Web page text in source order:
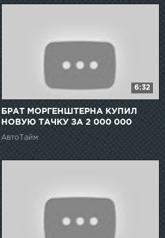
6:32
БРАТ МОРГЕНШТЕРНА КУПИЛ
НОВУЮ ТАЧКУ ЗА 2 000 000
РУБЛЕЙ...ВАУ!
АвтоТайм